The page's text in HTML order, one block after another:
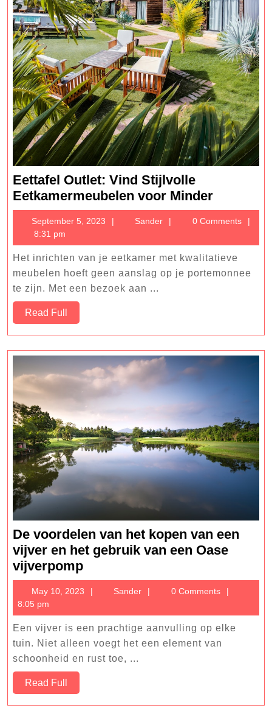
Eettafel Outlet: Vind Stijlvolle
Eetkamermeubelen voor MinderEettafel
Outlet:
Vind
Stijlvolle
voor
September 5, 2023
September
2023
Sander Sander0 Comments
8:31 pm
Het inrichten van je eetkamer met kwalitatieve
meubelen hoeft geen aanslag op je portemonnee
te zijn. Met een bezoek aan ...
Read Full
Full
De voordelen van het kopen van een
vijver en het gebruik van een Oase
vijverpompDe
voordelen
van
het
kopen
van
een
het
May 10, 2023
2023
Sander Sander0 Comments
8:05 pm
Een vijver is een prachtige aanvulling op elke
tuin. Niet alleen voegt het een element van
schoonheid en rust toe, ...
Read Full
Full